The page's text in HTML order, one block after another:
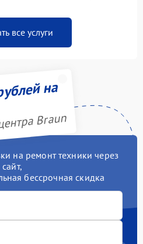
все услуги
на
Braun
на ремонт техники через
сайт,
бессрочная скидка